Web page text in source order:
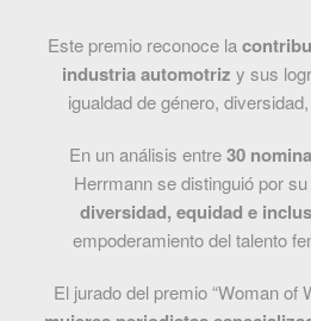
Este premio reconoce la
industria automotriz y sus
igualdad de género,
En un análisis entre30
Herrmann se distinguió por
diversidad, equidad e
empoderamiento del talento
El jurado del premio “Woman of